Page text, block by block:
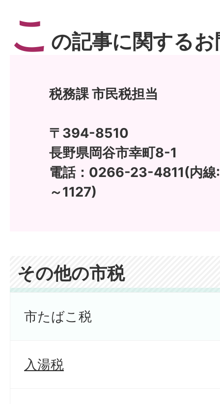
こ の記事に関する
税務課 市民税担当
〒394-8510
長野県岡谷市幸町8-1
電話：0266-23-4811(内線
～1127)
その他の市税
市たばこ税
入湯税